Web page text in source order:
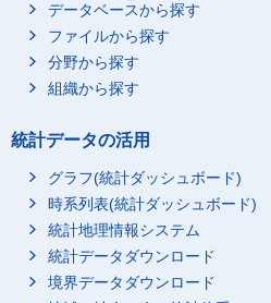
データベースから探す
ファイルから探す
分野から探す
組織から探す
統計データの活用
グラフ(統計ダッシュボード)
時系列表(統計ダッシュボード)
統計地理情報システム
統計データダウンロード
境界データダウンロード